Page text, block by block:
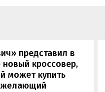
представил в
кроссовер,
может купить